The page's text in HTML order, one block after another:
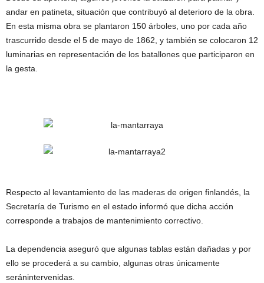
andar en patineta, situación que contribuyó al deterioro de la obra.
En esta misma obra se plantaron 150 árboles, uno por cada año
trascurrido desde el 5 de mayo de 1862, y también se colocaron 12
luminarias en representación de los batallones que participaron en
la gesta.
Respecto al levantamiento de las maderas de origen finlandés, la
Secretaría de Turismo en el estado informó que dicha acción
corresponde a trabajos de mantenimiento correctivo.
La dependencia aseguró que algunas tablas están dañadas y por
ello se procederá a su cambio, algunas otras únicamente
seránintervenidas.